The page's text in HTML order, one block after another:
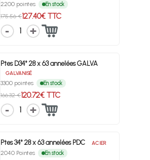
2200 pointes En stock
175.56 €127.40€ TTC
1
Ptes D34° 28 x 63 annelées GALVA
GALVANISÉ
3300 pointes En stock
166.32 €120.72€ TTC
1
Ptes 34° 28 x 63 annelées PDC ACIER
2040 Pointes En stock